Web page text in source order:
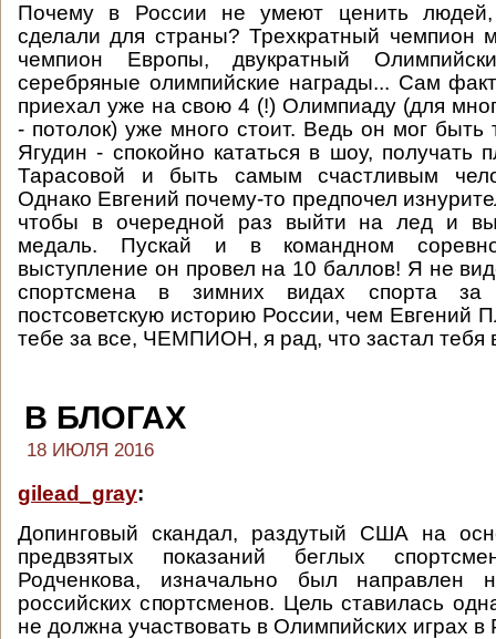
Почему в России не умеют ценить людей,
сделали для страны? Трехкратный чемпион
чемпион Европы, двукратный
серебряные олимпийские награды... Сам
приехал уже на свою 4 (!) Олимпиаду (для
- потолок) уже много стоит. Ведь он мог быть
Ягудин - спокойно кататься в шоу, получать
Тарасовой и быть самым счастливым
Однако Евгений почему-то предпочел
чтобы в очередной раз выйти на лед и
медаль. Пускай и в командном
выступление он провел на 10 баллов! Я не
спортсмена в зимних видах спорта за
постсоветскую историю России, чем Евгений
тебе за все, ЧЕМПИОН, я рад, что застал тебя
В БЛОГАХ
18 ИЮЛЯ 2016
gilead_gray:
Допинговый скандал, раздутый США на
предвзятых показаний беглых
Родченкова, изначально был направлен
российских спортсменов. Цель ставилась
не должна участвовать в Олимпийских играх в